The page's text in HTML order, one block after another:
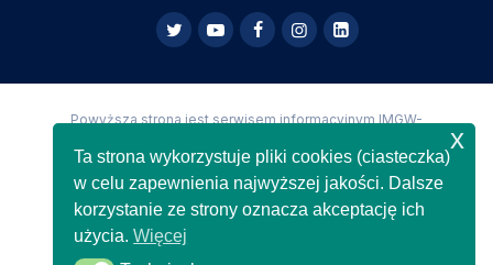
Powyższa strona jest serwisem informacyjnym IMGW-
Copyright IMGW-PIB Wszelkie prawa zastrzeżone
Ta strona wykorzystuje pliki cookies (ciasteczka)
w celu zapewnienia najwyższej jakości. Dalsze
korzystanie ze strony oznacza akceptację ich
użycia.Więcej
x